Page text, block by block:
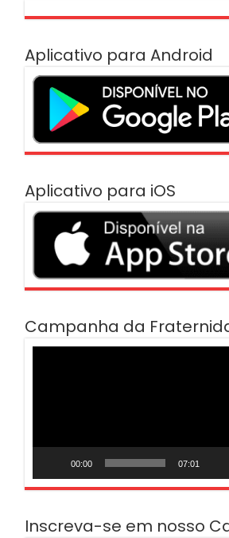
Aplicativo para Android
Aplicativo para iOS
Campanha da
00:00 07:01
Inscreva-se em nosso